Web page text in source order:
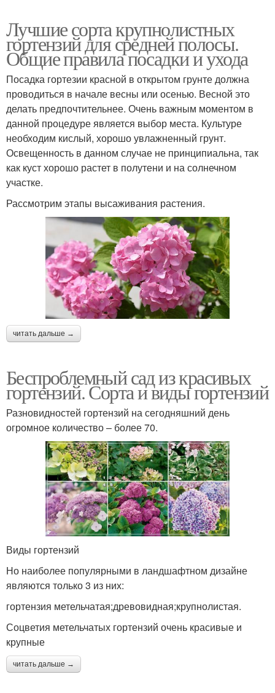
Лучшие сорта крупнолистных
гортензий для средней полосы.
Общие правила посадки и ухода
Посадка гортезии красной в открытом грунте должна
проводиться в начале весны или осенью. Весной это
делать предпочтительнее. Очень важным моментом в
данной процедуре является выбор места. Культуре
необходим кислый, хорошо увлажненный грунт.
Освещенность в данном случае не принципиальна, так
как куст хорошо растет в полутени и на солнечном
участке.
Рассмотрим этапы высаживания растения.
читать дальше →
Беспроблемный сад из красивых
гортензий. Сорта и виды гортензий
Разновидностей гортензий на сегодняшний день
огромное количество – более 70.
Виды гортензий
Но наиболее популярными в ландшафтном дизайне
являются только 3 из них:
гортензия метельчатая;древовидная;крупнолистая.
Соцветия метельчатых гортензий очень красивые и
крупные
читать дальше →